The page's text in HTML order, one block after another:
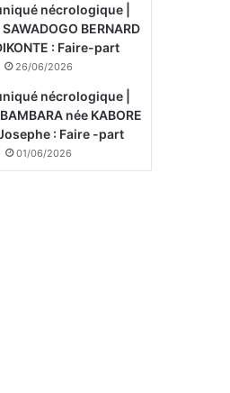
nécrologique |
BERNARD
: Faire-part
26/06/2026
nécrologique |
née KABORE
: Faire -part
01/06/2026